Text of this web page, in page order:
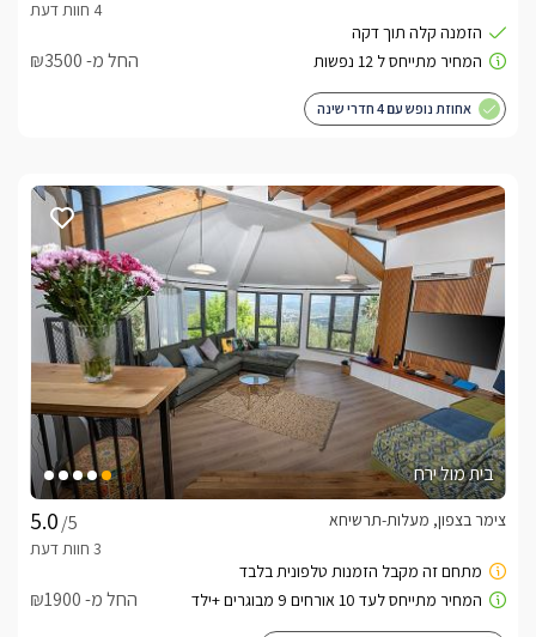
החל מ- ₪3500
אחוזת נופש עם 4 חדרי שינה
בית מול ירח
/5
צימר בצפון, מעלות-תרשיחא
החל מ- ₪1900